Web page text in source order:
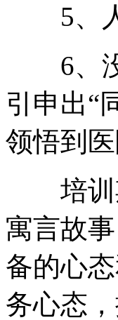
5、人
6、没
引申出“
领悟到
培训期
寓言故
备的心
务心态